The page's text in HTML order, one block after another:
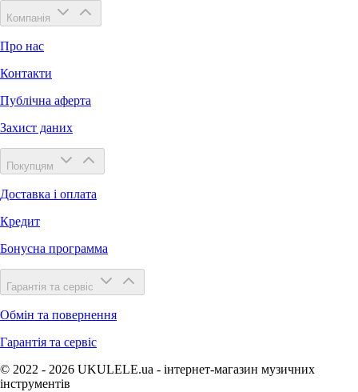
Компанія
Про нас
Контакти
Публічна аферта
Захист даних
Покупцям
Доставка і оплата
Кредит
Бонусна программа
Гарантія та сервіс
Обмін та повернення
Гарантія та сервіс
© 2022 - 2026 UKULELE.ua - інтернет-магазин музичних
інструментів